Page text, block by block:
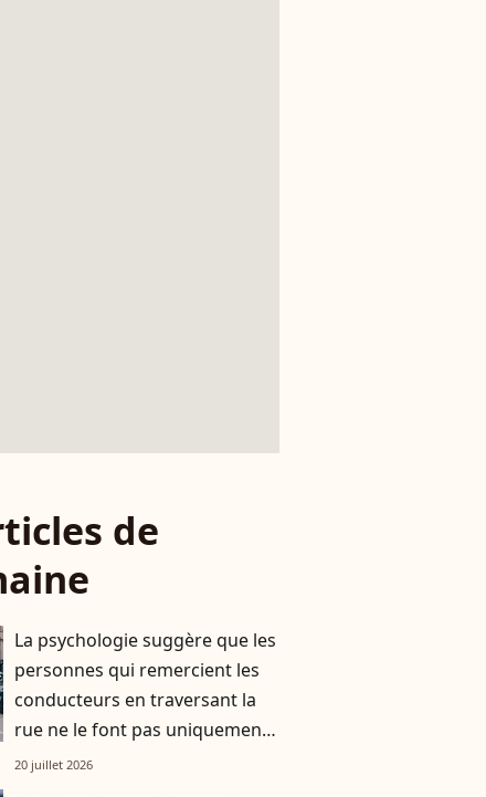
de
La psychologie suggère que les
personnes qui remercient les
conducteurs en traversant la
rue ne le font pas uniquement
par gratitude
20 juillet 2026